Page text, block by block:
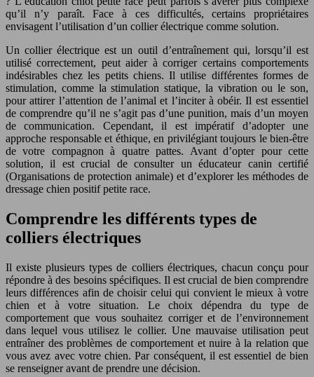
qu’il n’y paraît. Face à ces difficultés, certains propriétaires
envisagent l’utilisation d’un collier électrique comme solution.
Un collier électrique est un outil d’entraînement qui, lorsqu’il est
utilisé correctement, peut aider à corriger certains comportements
indésirables chez les petits chiens. Il utilise différentes formes de
stimulation, comme la stimulation statique, la vibration ou le son,
pour attirer l’attention de l’animal et l’inciter à obéir. Il est essentiel
de comprendre qu’il ne s’agit pas d’une punition, mais d’un moyen
de communication. Cependant, il est impératif d’adopter une
approche responsable et éthique, en privilégiant toujours le bien-être
de votre compagnon à quatre pattes. Avant d’opter pour cette
solution, il est crucial de consulter un éducateur canin certifié
(Organisations de protection animale) et d’explorer les méthodes de
dressage chien positif petite race.
Comprendre les différents types de
colliers électriques
Il existe plusieurs types de colliers électriques, chacun conçu pour
répondre à des besoins spécifiques. Il est crucial de bien comprendre
leurs différences afin de choisir celui qui convient le mieux à votre
chien et à votre situation. Le choix dépendra du type de
comportement que vous souhaitez corriger et de l’environnement
dans lequel vous utilisez le collier. Une mauvaise utilisation peut
entraîner des problèmes de comportement et nuire à la relation que
vous avez avec votre chien. Par conséquent, il est essentiel de bien
se renseigner avant de prendre une décision.